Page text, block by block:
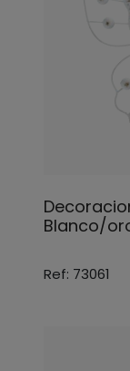
Blanco/
Ref: 73061